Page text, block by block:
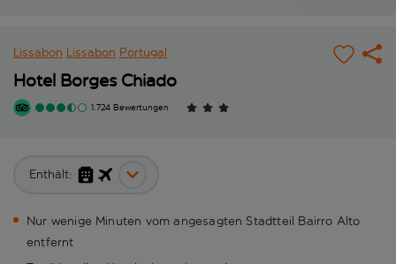
Lissabon Lissabon Portugal
Hotel Borges Chiado
1.724 Bewertungen
Enthält:
Nur wenige Minuten vom angesagten Stadtteil Bairro Alto
entfernt